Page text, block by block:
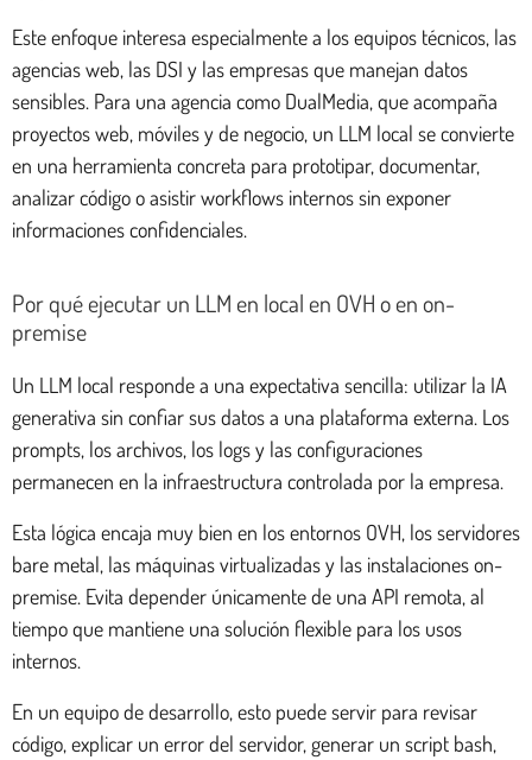
Este enfoque interesa especialmente a los equipos técnicos, las
agencias web, las DSI y las empresas que manejan datos
sensibles. Para una agencia como DualMedia, que acompaña
proyectos web, móviles y de negocio, un LLM local se convierte
en una herramienta concreta para prototipar, documentar,
analizar código o asistir workflows internos sin exponer
informaciones confidenciales.
Por qué ejecutar un LLM en local en OVH o en on-
premise
Un LLM local responde a una expectativa sencilla: utilizar la IA
generativa sin confiar sus datos a una plataforma externa. Los
prompts, los archivos, los logs y las configuraciones
permanecen en la infraestructura controlada por la empresa.
Esta lógica encaja muy bien en los entornos OVH, los servidores
bare metal, las máquinas virtualizadas y las instalaciones on-
premise. Evita depender únicamente de una API remota, al
tiempo que mantiene una solución flexible para los usos
internos.
En un equipo de desarrollo, esto puede servir para revisar
código, explicar un error del servidor, generar un script bash,